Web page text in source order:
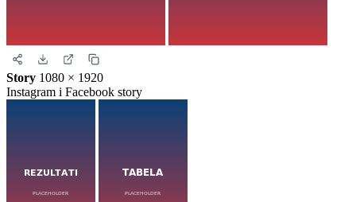
Story 1080 × 1920
Instagram i Facebook story